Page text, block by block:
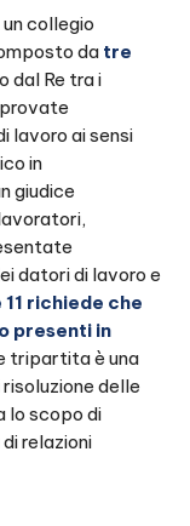
un collegio
da tre
dal Re tra i
lavoro ai sensi
in
giudice
datori di lavoro e
11 richiede che
presenti in
tripartita è una
delle
lo scopo di
relazioni